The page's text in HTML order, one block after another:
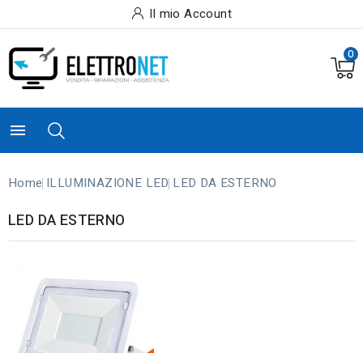
Il mio Account
0

Home ILLUMINAZIONE LED LED DA ESTERNO
LED DA ESTERNO